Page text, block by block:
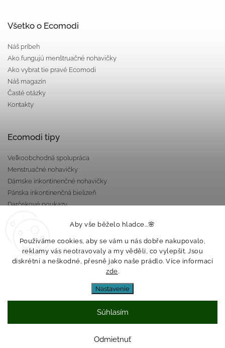
Aby vše běželo hladce...🌸
Používáme cookies, aby se vám u nás dobře nakupovalo,
reklamy vás neotravovaly a my věděli, co vylepšit. Jsou
diskrétní a neškodné, přesně jako naše prádlo. Více informací
zde.
Nastavenie
Odmietnuť
Súhlasím
Všetko o Ecomodi
Náš príbeh
Ako fungujú menštruačné nohavičky
Ako vybrat tie pravé Ecomodi
Náš magazín
Časté otázky
Kontakty
Ecomodi tipy
Veľkoobchodná spolupráca
Menstruačné nohavičky
Dámske inkontinenčné nohavičky
Pánska inkontinenčná bielizeň
Darčekové poukazy
Upraviť nastavenie cookies